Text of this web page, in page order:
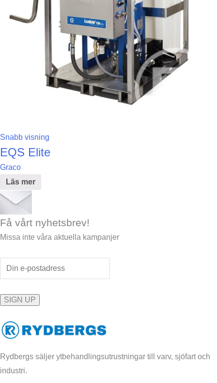
Snabb visning
EQS Elite
Graco
Läs mer
Få vårt nyhetsbrev!
Missa inte våra aktuella kampanjer
Rydbergs säljer ytbehandlingsutrustningar till varv, sjöfart och
industri.